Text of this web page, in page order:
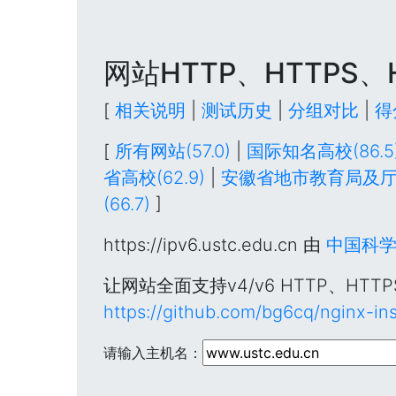
网站HTTP、HTTPS
[ 相关说明 测试历史 分组对比
[ 所有网站(57.0)
国际知名高校
省高校(62.9)
安徽省地市教育局及
(66.7) ]
https://ipv6.ustc.edu.cn 由 中国科
让网站全面支持v4/v6 HTTP、
https://github.com/bg6cq/nginx-
请输入主机名：